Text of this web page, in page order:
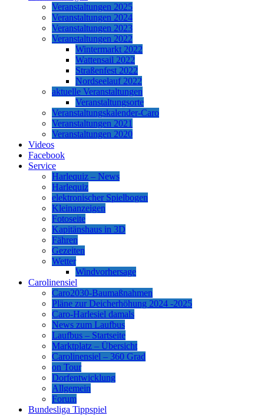
Veranstaltungen 2025
Veranstaltungen 2024
Veranstaltungen 2023
Veranstaltungen 2022
Wintermarkt 2022
Wattensail 2022
Straßenfest 2022
Nordseelauf 2022
aktuelle Veranstaltungen
Veranstaltungsorte
Veranstaltungskalender-Caro
Veranstaltungen 2021
Veranstaltungen 2020
Videos
Facebook
Service
Harlequiz – News
Harlequiz
elektronischer Spielbogen
Kleinanzeigen
Fotoseite
Kapitänshaus in 3D
Fähren
Gezeiten
Wetter
Windvorhersage
Carolinensiel
Caro2030-Baumaßnahmen
Pläne zur Deicherhöhung 2024 -2025
Caro-Harlesiel damals
News zum Laufbus
Laufbus – Startseite
Marktplatz – Übersicht
Carolinensiel – 360 Grad
on Tour
Dorfentwicklung
Allgemein
Forum
Bundesliga Tippspiel